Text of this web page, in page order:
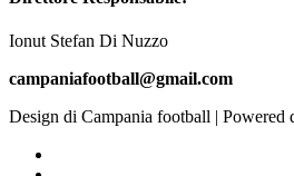
Ionut Stefan Di Nuzzo
campaniafootball@gmail.com
Design di Campania football | Powered